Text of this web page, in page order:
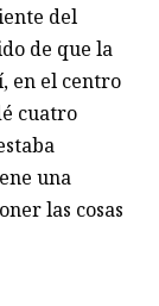
del
de que la
en el centro
cuatro
una
las cosas